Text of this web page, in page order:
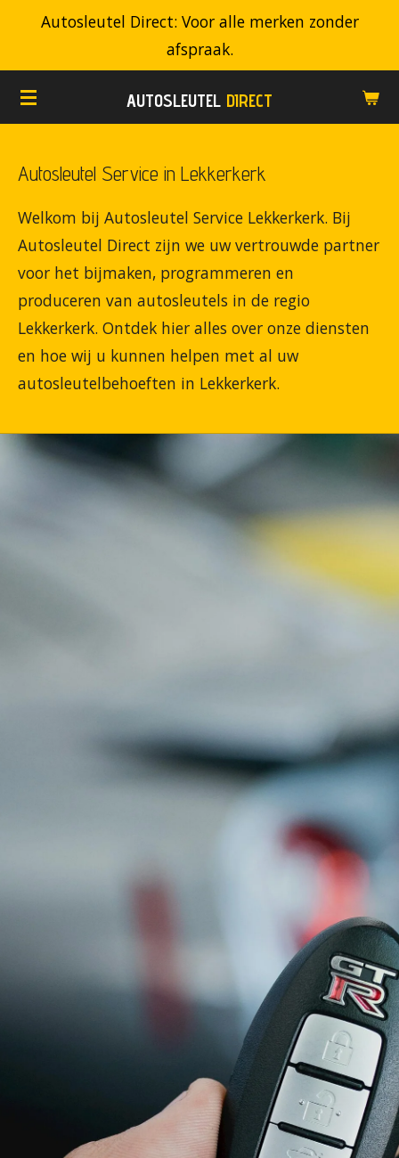
de
AUTOSLEUTEL DIRECT
Autosleutel Direct: Voor alle merken zonder
afspraak.
Autosleutel Service in Lekkerkerk
Welkom bij Autosleutel Service Lekkerkerk. Bij
Autosleutel Direct zijn we uw vertrouwde partner
voor het bijmaken, programmeren en
produceren van autosleutels in de regio
Lekkerkerk. Ontdek hier alles over onze diensten
en hoe wij u kunnen helpen met al uw
autosleutelbehoeften in Lekkerkerk.